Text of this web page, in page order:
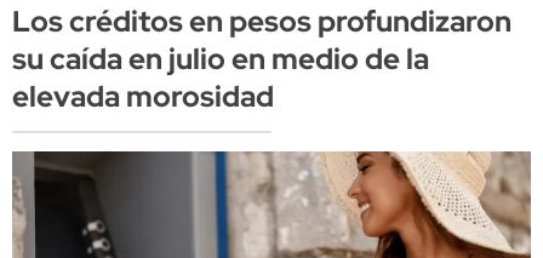
Los créditos en pesos profundizaron
su caída en julio en medio de la
elevada morosidad